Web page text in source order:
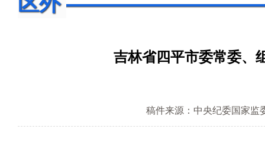
吉林省四平市委常委、
稿件来源：中央纪委国家监